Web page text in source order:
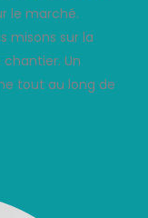
le marché.
misons sur la
Un
tout au long de